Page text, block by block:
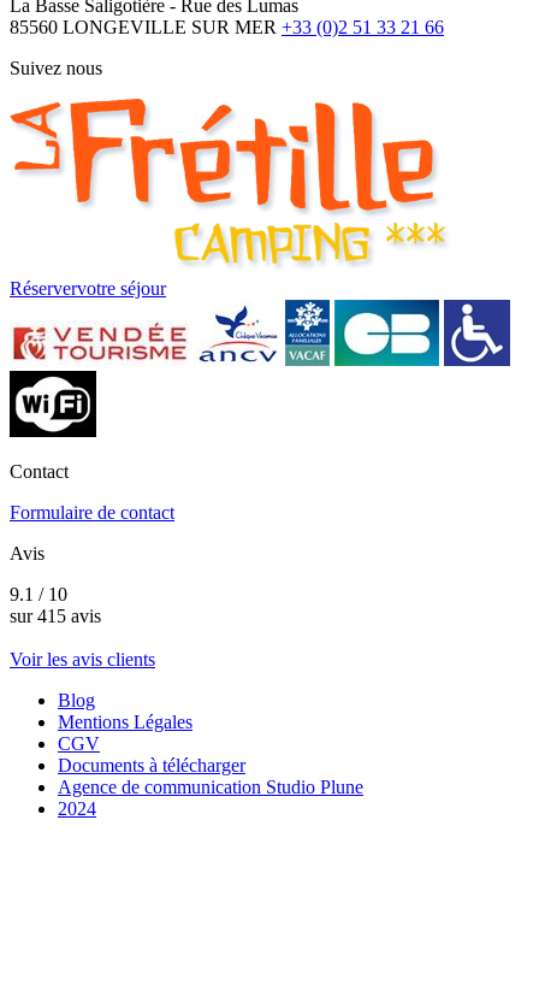
La Basse Saligotière - Rue des Lumas
85560 LONGEVILLE SUR MER +33 (0)2 51 33 21 66
Suivez nous
Réservervotre séjour
Contact
Formulaire de contact
Avis
9.1 / 10
sur 415 avis
Voir les avis clients
Blog
Mentions Légales
CGV
Documents à télécharger
Agence de communication Studio Plune
2024